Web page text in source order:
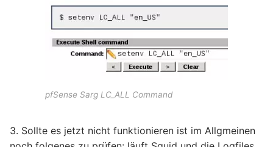
pfSense Sarg LC_ALL Command
3. Sollte es jetzt nicht funktionieren ist im Allgmeinen